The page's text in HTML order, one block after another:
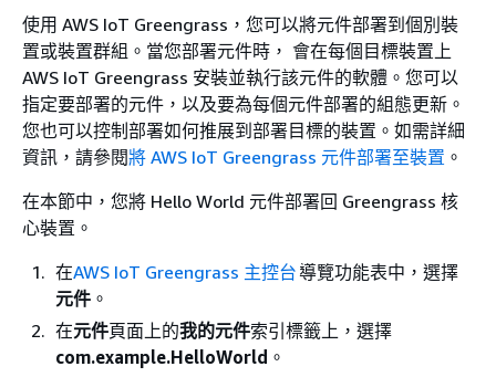
使用 AWS IoT Greengrass，您可以將元件部署到個別裝
置或裝置群組。當您部署元件時， 會在每個目標裝置上
AWS IoT Greengrass 安裝並執行該元件的軟體。您可以
指定要部署的元件，以及要為每個元件部署的組態更新。
您也可以控制部署如何推展到部署目標的裝置。如需詳細
資訊，請參閱將 AWS IoT Greengrass 元件部署至裝置 。
在本節中，您將 Hello World 元件部署回 Greengrass 核
心裝置。
在AWS IoT Greengrass 主控台導覽功能表中，選擇
元件 。
在元件頁面上的我的元件索引標籤上，選擇
com.example.HelloWorld 。